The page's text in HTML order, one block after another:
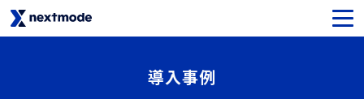
生成AIセキュリティ
導入事例